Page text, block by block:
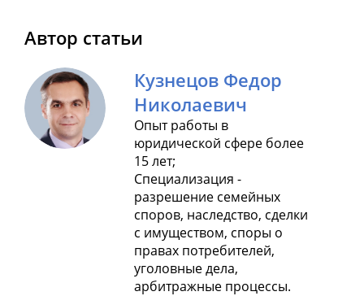
Автор статьи
Кузнецов Федор
Николаевич
Опыт работы в
юридической сфере более
15 лет;
Специализация -
разрешение семейных
споров, наследство, сделки
с имуществом, споры о
правах потребителей,
уголовные дела,
арбитражные процессы.